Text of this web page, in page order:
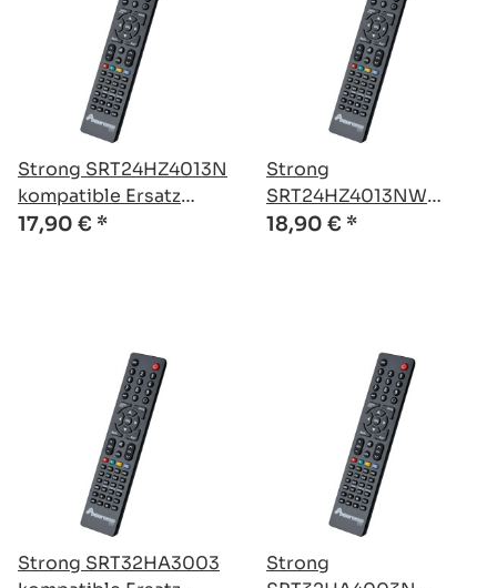
Strong SRT24HZ4013N
kompatible Ersatz
Fernbedienung
17,90 € *
Strong
SRT24HZ4013NW
kompatible Ersatz
18,90 € *
Strong SRT32HA3003
Strong